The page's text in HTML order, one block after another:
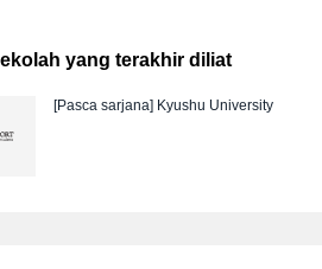
yang terakhir diliat
[Pasca sarjana] Kyushu University